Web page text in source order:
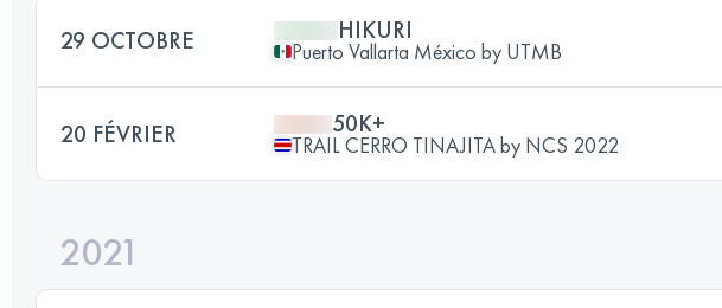
29 OCTOBRE HIKURI
Puerto Vallarta México by UTMB
20 FÉVRIER 50K+
TRAIL CERRO TINAJITA by NCS 2022
2021